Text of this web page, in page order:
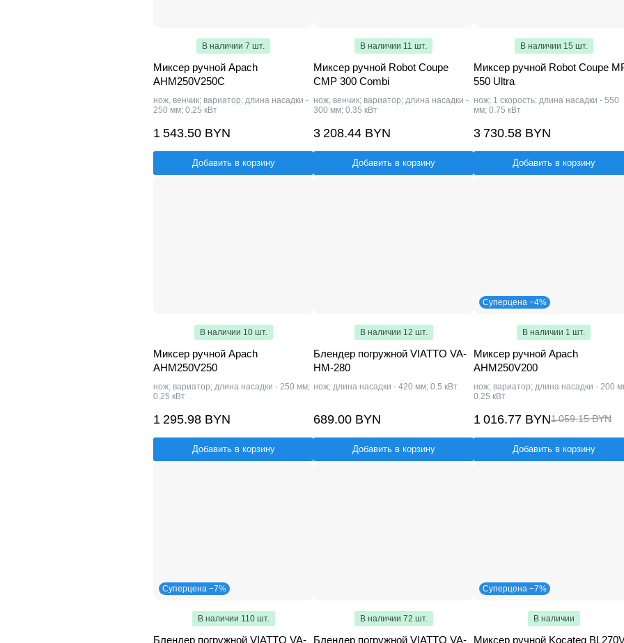
В наличии 7 шт.
Миксер ручной Apach
AHM250V250C
нож, венчик; вариатор; длина насадки -
250 мм; 0.25 кВт
1 543.50 BYN
Добавить в корзину
В наличии 11 шт.
Миксер ручной Robot Coupe
CMP 300 Combi
нож, венчик; вариатор; длина насадки -
300 мм; 0.35 кВт
3 208.44 BYN
Добавить в корзину
В наличии 15 шт.
Миксер ручной Robot Coupe
550 Ultra
нож; 1 скорость; длина насадки - 550
мм; 0.75 кВт
3 730.58 BYN
Добавить в корзину
В наличии 10 шт.
Миксер ручной Apach
AHM250V250
нож; вариатор; длина насадки - 250 мм;
0.25 кВт
1 295.98 BYN
Добавить в корзину
В наличии 12 шт.
Блендер погружной VIATTO VA-
HM-280
нож; длина насадки - 420 мм; 0.5 кВт
689.00 BYN
Добавить в корзину
Суперцена −4%
В наличии 1 шт.
Миксер ручной Apach
AHM250V200
нож; вариатор; длина насадки - 200
0.25 кВт
1 016.77 BYN1 059.15 BYN
Добавить в корзину
Суперцена −7%
В наличии 110 шт.
Блендер погружной VIATTO VA-
В наличии 72 шт.
Блендер погружной VIATTO VA-
Суперцена −7%
В наличии
Миксер ручной Kocateq